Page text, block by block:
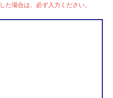
た場合は、必ず入力ください。